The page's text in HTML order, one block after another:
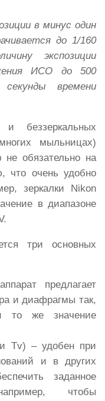
в минус один
до 1/160
экспозиции
ИСО до 500
времени
беззеркальных
мыльницах)
не обязательно на
что очень удобно
зеркалки Nikon
в диапазоне
три основных
предлагает
и диафрагмы так,
то же значение
Tv) – удобен при
и в других
заданное
чтобы